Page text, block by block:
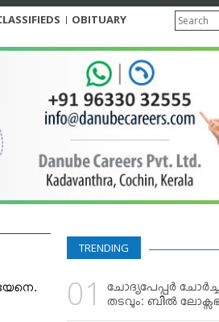
OBITUARY
TRENDING
ചോദ്യപേപ്പര്‍
തടവും: ബില്‍